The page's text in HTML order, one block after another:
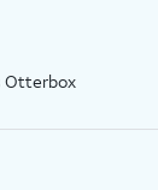
Otterbox